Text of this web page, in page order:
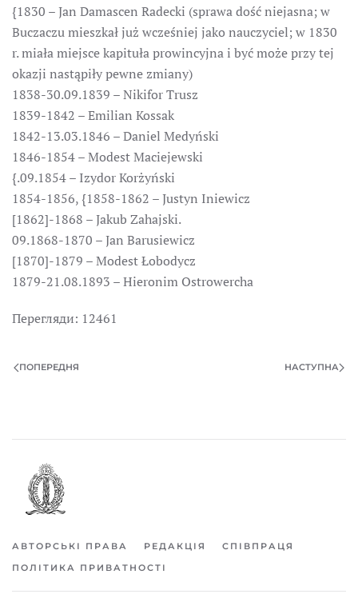
{1830 – Jan Damascen Radecki (sprawa dość niejasna; w
Buczaczu mieszkał już wcześniej jako nauczyciel; w 1830
r. miała miejsce kapituła prowincyjna i być może przy tej
okazji nastąpiły pewne zmiany)
1838-30.09.1839 – Nikifor Trusz
1839-1842 – Emilian Kossak
1842-13.03.1846 – Daniel Medyński
1846-1854 – Modest Maciejewski
{.09.1854 – Izydor Korżyński
1854-1856, {1858-1862 – Justyn Iniewicz
[1862]-1868 – Jakub Zahajski.
09.1868-1870 – Jan Barusiewicz
[1870]-1879 – Modest Łobodycz
1879-21.08.1893 – Hieronim Ostrowercha
Перегляди: 12461
ПОПЕРЕДНЯ НАСТУПНА
АВТОРСЬКІ ПРАВА РЕДАКЦІЯ
СПІВПРАЦЯ
ПОЛІТИКА ПРИВАТНОСТІ